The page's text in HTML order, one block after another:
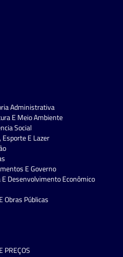
Administrativa
E Meio Ambiente
Social
E Lazer
E Governo
Desenvolvimento Econômico
Obras Públicas
PREÇOS